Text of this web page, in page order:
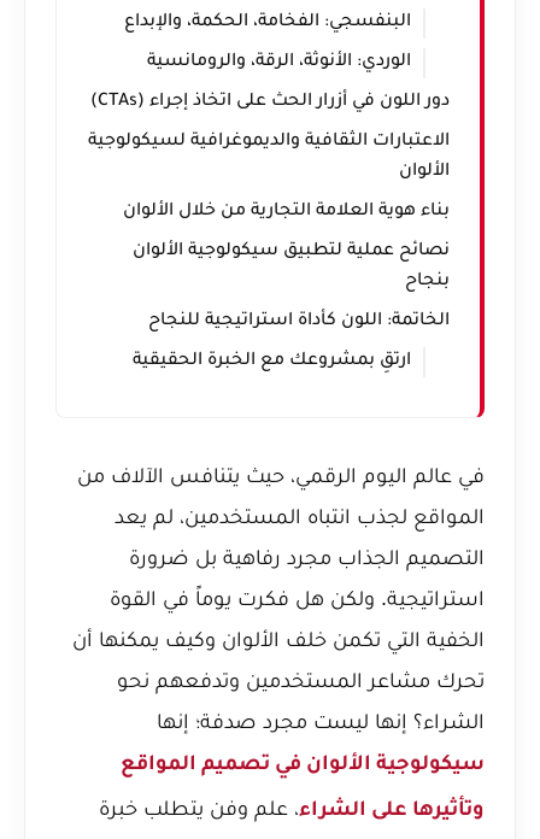
البنفسجي: الفخامة، الحكمة، والإبداع
الوردي: الأنوثة، الرقة، والرومانسية
دور اللون في أزرار الحث على اتخاذ إجراء (CTAs)
الاعتبارات الثقافية والديموغرافية لسيكولوجية
الألوان
بناء هوية العلامة التجارية من خلال الألوان
نصائح عملية لتطبيق سيكولوجية الألوان
بنجاح
الخاتمة: اللون كأداة استراتيجية للنجاح
ارتقِ بمشروعك مع الخبرة الحقيقية
في عالم اليوم الرقمي، حيث يتنافس الآلاف من
المواقع لجذب انتباه المستخدمين، لم يعد
التصميم الجذاب مجرد رفاهية بل ضرورة
استراتيجية. ولكن هل فكرت يوماً في القوة
الخفية التي تكمن خلف الألوان وكيف يمكنها أن
تحرك مشاعر المستخدمين وتدفعهم نحو
الشراء؟ إنها ليست مجرد صدفة؛ إنها
سيكولوجية الألوان في تصميم المواقع
وتأثيرها على الشراء، علم وفن يتطلب خبرة